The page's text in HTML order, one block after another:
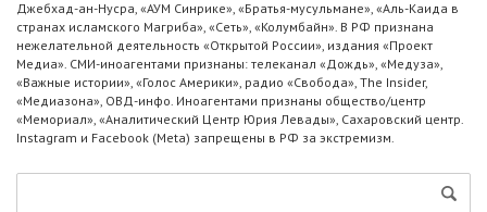
Джебхад-ан-Нусра, «АУМ Синрике», «Братья-мусульмане», «Аль-Каида в
странах исламского Магриба», «Сеть», «Колумбайн». В РФ признана
нежелательной деятельность «Открытой России», издания «Проект
Медиа». СМИ-иноагентами признаны: телеканал «Дождь», «Медуза»,
«Важные истории», «Голос Америки», радио «Свобода», The Insider,
«Медиазона», ОВД-инфо. Иноагентами признаны общество/центр
«Мемориал», «Аналитический Центр Юрия Левады», Сахаровский центр.
Instagram и Facebook (Metа) запрещены в РФ за экстремизм.